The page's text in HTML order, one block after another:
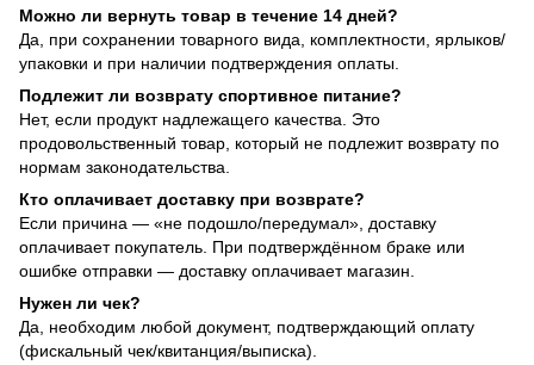
Можно ли вернуть товар в течение 14 дней?
Да, при сохранении товарного вида, комплектности, ярлыков/
упаковки и при наличии подтверждения оплаты.
Подлежит ли возврату спортивное питание?
Нет, если продукт надлежащего качества. Это
продовольственный товар, который не подлежит возврату по
нормам законодательства.
Кто оплачивает доставку при возврате?
Если причина — «не подошло/передумал», доставку
оплачивает покупатель. При подтверждённом браке или
ошибке отправки — доставку оплачивает магазин.
Нужен ли чек?
Да, необходим любой документ, подтверждающий оплату
(фискальный чек/квитанция/выписка).